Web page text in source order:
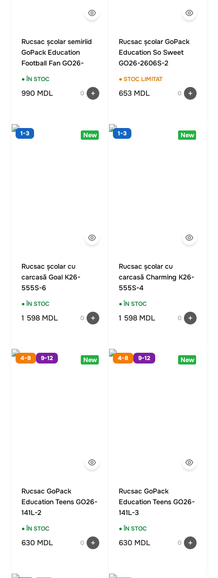
Rucsac școlar semiriid
GoPack Education
Football Fan GO26-
165S-4
● ÎN STOC
990 MDL 0
Rucsac școlar GoPack
Education So Sweet
GO26-2606S-2
● STOC LIMITAT
653 MDL 0
1-3 New
Rucsac școlar cu
carcasă Goal K26-
555S-6
● ÎN STOC
1 598 MDL 0
1-3 New
Rucsac școlar cu
carcasă Charming K26-
555S-4
● ÎN STOC
1 598 MDL 0
4-8 9-12 New
Rucsac GoPack
Education Teens GO26-
141L-2
● ÎN STOC
630 MDL 0
4-8 9-12 New
Rucsac GoPack
Education Teens GO26-
141L-3
● ÎN STOC
630 MDL 0